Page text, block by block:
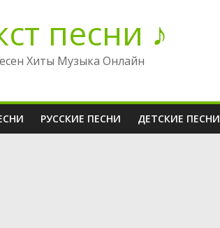
песни ♪
Хиты Музыка Онлайн
РУССКИЕ ПЕСНИ ДЕТСКИЕ ПЕСНИ